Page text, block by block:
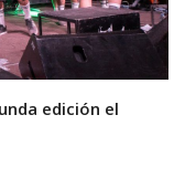
edición el